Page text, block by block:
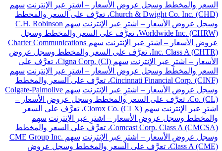
السعر والمخطط وسجل عروض الأسعار – اشترِ عبر الإنترنت سهم
Church & Dwight Co. Inc. (CHD)، تعرَّف على السعر والمخطط
وسجل عروض الأسعار – اشترِ عبر الإنترنت
سهم C.H. Robinson
Worldwide Inc. (CHRW)، تعرَّف على السعر والمخطط وسجل
عروض الأسعار – اشترِ عبر الإنترنت
سهم Charter Communications
Inc. Class A (CHTR)، تعرَّف على السعر والمخطط وسجل عروض
الأسعار – اشترِ عبر الإنترنت
سهم Cigna Corp. (CI)، تعرَّف على
السعر والمخطط وسجل عروض الأسعار – اشترِ عبر الإنترنت سهم
Cincinnati Financial Corp. (CINF)، تعرَّف على السعر والمخطط
وسجل عروض الأسعار – اشترِ عبر الإنترنت
سهم Colgate-Palmolive
Co. (CL)، تعرَّف على السعر والمخطط وسجل عروض الأسعار –
اشترِ عبر الإنترنت
سهم Clorox Co. (CLX)، تعرَّف على السعر
والمخطط وسجل عروض الأسعار – اشترِ عبر الإنترنت سهم
Comcast Corp. Class A (CMCSA)، تعرَّف على السعر والمخطط
وسجل عروض الأسعار – اشترِ عبر الإنترنت
سهم CME Group Inc.
Class A (CME)، تعرَّف على السعر والمخطط وسجل عروض